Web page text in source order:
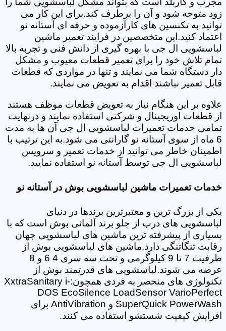
زود متوجه شود و آن را برطرف کند.برای این کار می
توانید به تکنسین های کارآزموده و حرفه ای آستانه نو
اعتماد کنید.این متخصصین در فرایند تعمیر ماشین
لباسشویی ال جی با بهره گیری از دانش فنی و تجربه بالا
تمام تلاش خود را برای تعمیر قطعات معیوب و مشکل
دار دستگاه شما می نمایند و تنها در مواردی که قطعات
قابل تعمیر نباشند اقدام به تعویض می نمایند.
علاوه بر این هنگام نیاز به تعویض قطعات موظف هستند
از قطعات اوریجینال و شرکتی استفاده نمایند و درنهایت
تمامی خدمات تعمیرات لباسشویی ال جی آن ها به مدت
6 ماه از سوی آستانه نو گارانتی می شود.به این ترتیب با
اطمینان خاطر می توانید از خدمات تعمیر و سرویس
لباسشویی ال جی توسط آستانه نو استفاده نمایید.
خدمات تعمیرات ماشین لباسشویی بوش در آستانه نو
یکی از بزرگ ترین و معتبرترین برندها در دنیای
لباسشویی های درب از جلو برند آلمانی بوش است که با
بسیاری از پیشرفته ترین ماشین های لباسشویی جهان
رقابت تنگاتنگی دارد.ماشین های لباسشویی بوش از
ظرفیت 7 تا 9 کیلوگرمی و تحت سه سری 4 6 و 8
عرضه می شوند.لباسشویی های قدرتمند بوش از
تکنولوژی های منحصر به فردی همچون:XxtraSanitary i-
DOS EcoSilence LoadSensor VarioPerfect
SuperQuick PowerWash و AntiVibration برای
افزایش کیفیت شستشو استفاده می کنند.